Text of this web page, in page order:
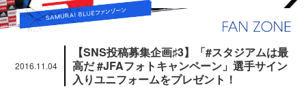
2016.11.04
【SNS投稿募集企画♯3】「#スタジアムは最
高だ #JFAフォトキャンペーン」選手サイン
入りユニフォームをプレゼント！